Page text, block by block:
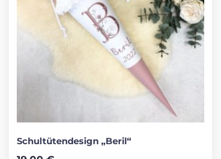
Schultütendesign „Beril“